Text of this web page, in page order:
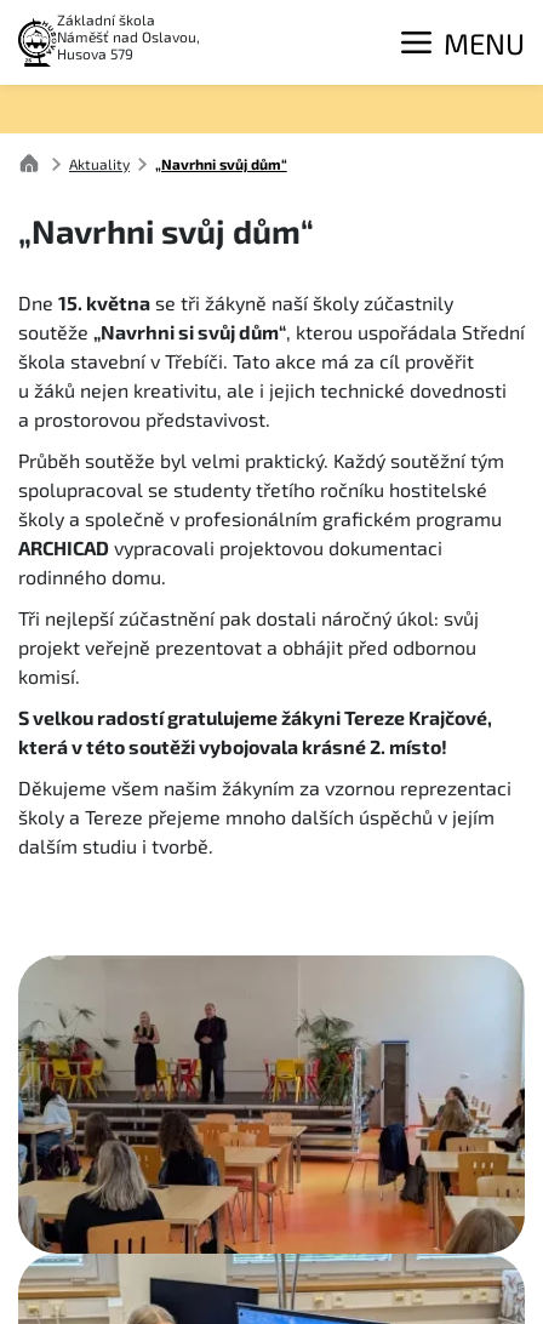
Základní škola
Náměšť nad Oslavou,
Husova 579
MENU
Aktuality „Navrhni svůj dům“
„Navrhni svůj dům“
Dne 15. května se tři žákyně naší školy zúčastnily
soutěže „Navrhni si svůj dům“, kterou uspořádala Střední
škola stavební v Třebíči. Tato akce má za cíl prověřit
u žáků nejen kreativitu, ale i jejich technické dovednosti
a prostorovou představivost.
Průběh soutěže byl velmi praktický. Každý soutěžní tým
spolupracoval se studenty třetího ročníku hostitelské
školy a společně v profesionálním grafickém programu
ARCHICAD vypracovali projektovou dokumentaci
rodinného domu.
Tři nejlepší zúčastnění pak dostali náročný úkol: svůj
projekt veřejně prezentovat a obhájit před odbornou
komisí.
S velkou radostí gratulujeme žákyni Tereze Krajčové,
která v této soutěži vybojovala krásné 2. místo!
Děkujeme všem našim žákyním za vzornou reprezentaci
školy a Tereze přejeme mnoho dalších úspěchů v jejím
dalším studiu i tvorbě.